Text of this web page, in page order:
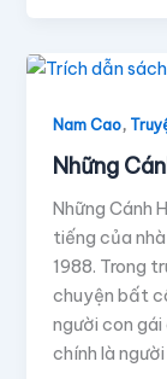
Nam Cao,
Những
Những Cánh
tiếng của
1988. Trong
chuyện bất
người con
chính là